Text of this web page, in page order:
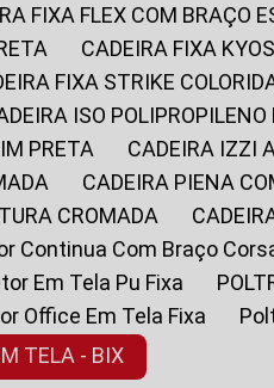
FIXA FLEX COM BRAÇO
CADEIRA FIXA
FIXA STRIKE
ISO
PRETA
CADEIRA IZZI
CADEIRA PIENA
CROMADA
Continua Com Braço
Em Tela Pu Fixa
Office Em Tela Fixa
TELA - BIX